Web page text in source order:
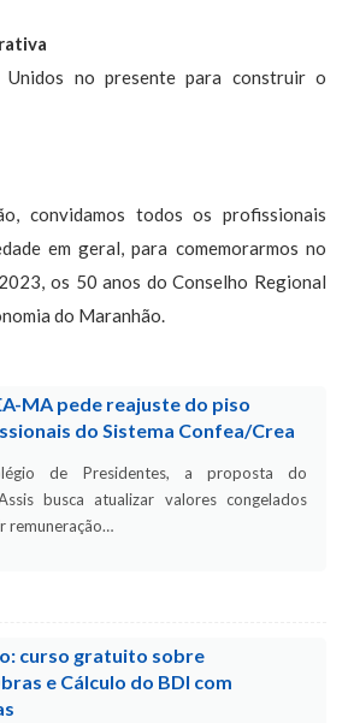
Unidos no presente para construir o
convidamos todos os profissionais
em geral, para comemorarmos no
os 50 anos do Conselho Regional
do Maranhão.
MA pede reajuste do piso
do Sistema Confea/Crea
de Presidentes, a proposta do
busca atualizar valores congelados
remuneração…
curso gratuito sobre
e Cálculo do BDI com